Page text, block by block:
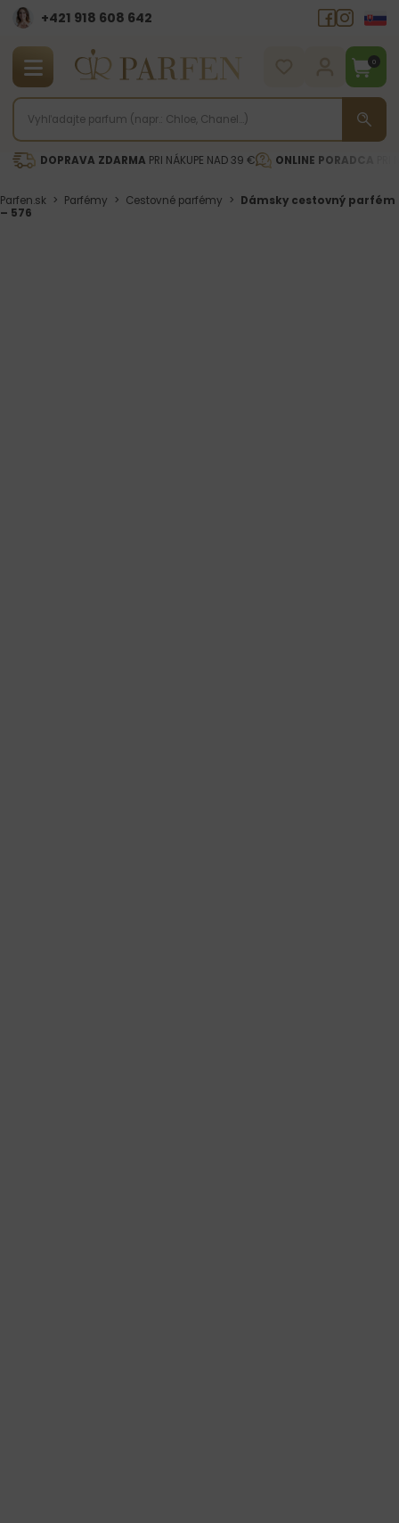
+421 918 608 642‬
0
DOPRAVA ZDARMA PRI NÁKUPE NAD 39 € ONLINE PORADCA
Parfen.sk > Parfémy > Cestovné parfémy > Dámsky cestovný parfém
– 576